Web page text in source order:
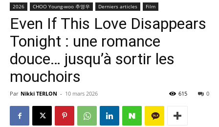
2026 CHOO Young-woo 추영우 Derniers articles Film
Even If This Love Disappears
Tonight : une romance
douce… jusqu’à sortir les
mouchoirs
Par Nikki TERLON - 10 mars 2026 0
615